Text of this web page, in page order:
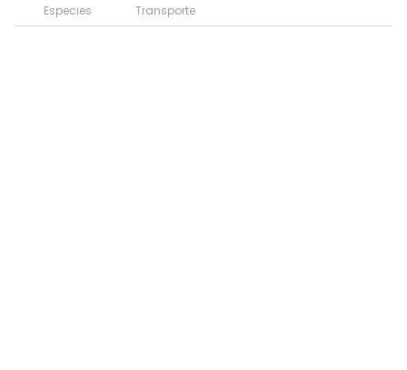
Especies
Transporte